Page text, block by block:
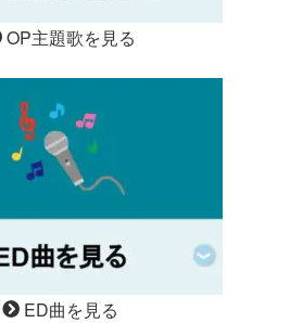
OP主題歌を見る
ED曲を見る